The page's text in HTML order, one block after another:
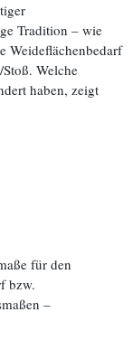
Tradition – wie
Weideflächenbedarf
Welche
haben, zeigt
für den
bzw.
–